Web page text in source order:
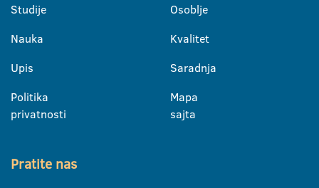
Studije
Nauka
Upis
Politika
privatnosti
Osoblje
Kvalitet
Saradnja
Mapa
sajta
Pratite nas